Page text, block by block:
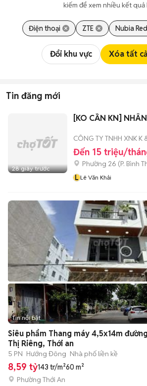
kiếm để xem nhiều kết quả
Điện thoại ZTE Nubia
Đổi khu vực Xóa tất
Tin đăng mới
28 giây trước
[KO CẦN KN]
CÔNG TY TNHH XNK K
Đến 15 triệu/
Phường 26 (P. Bình
L Lê Văn Khải
Tin nổi bật
Siêu phẩm Thang máy 4,5x14m
Thị Riêng, Thới an
5 PN Hướng Đông Nhà phố liền kề
8,59 tỷ143 tr/m²60 m²
Phường Thới An